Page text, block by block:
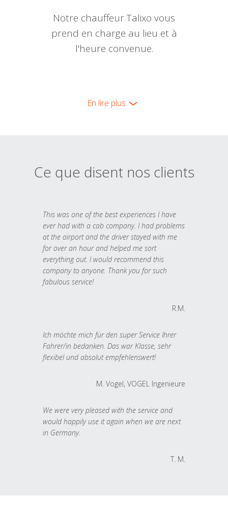
Notre chauffeur Talixo vous
prend en charge au lieu et à
l'heure convenue.
En lire plus
Ce que disent nos clients
This was one of the best experiences I have
ever had with a cab company. I had problems
at the airport and the driver stayed with me
for over an hour and helped me sort
everything out. I would recommend this
company to anyone. Thank you for such
fabulous service!
R.M.
Ich möchte mich für den super Service Ihrer
Fahrer/in bedanken. Das war Klasse, sehr
flexibel und absolut empfehlenswert!
M. Vogel, VOGEL Ingenieure
We were very pleased with the service and
would happily use it again when we are next
in Germany.
T. M.